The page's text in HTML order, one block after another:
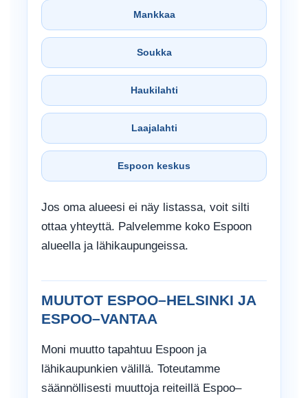
Mankkaa
Soukka
Haukilahti
Laajalahti
Espoon keskus
Jos oma alueesi ei näy listassa, voit silti
ottaa yhteyttä. Palvelemme koko Espoon
alueella ja lähikaupungeissa.
MUUTOT ESPOO–HELSINKI JA
ESPOO–VANTAA
Moni muutto tapahtuu Espoon ja
lähikaupunkien välillä. Toteutamme
säännöllisesti muuttoja reiteillä Espoo–